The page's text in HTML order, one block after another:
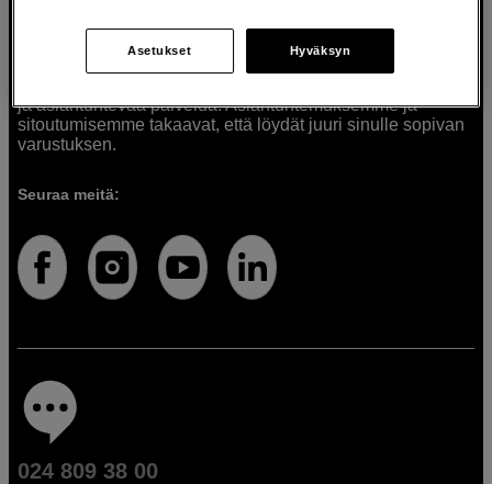
musiikin ja taiteen harrastajia. Oikeilla työkaluilla ideat
muuttuvat todellisuudeksi. Autamme sinua valitsemaan
ja asiantuntevaa palvelua. Asiantuntemuksemme ja
sitoutumisemme takaavat, että löydät juuri sinulle sopivan
varustuksen.
Seuraa meitä:
024 809 38 00
Asetukset Hyväksyn